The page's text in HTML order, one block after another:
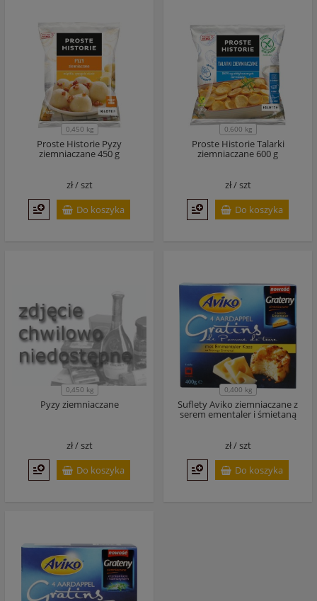
0,450 kg
Proste Historie Pyzy
ziemniaczane 450 g
zł /szt
Do koszyka
0,600 kg
Proste Historie Talarki
ziemniaczane 600 g
zł /szt
Do koszyka
0,450 kg
Pyzy ziemniaczane
zł /szt
Do koszyka
0,400 kg
Suflety Aviko ziemniaczane z
serem ementaler i śmietaną
zł /szt
Do koszyka